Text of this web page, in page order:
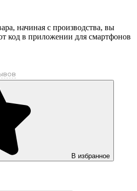
начиная с производства, вы
код в приложении для смартфонов
В избранное